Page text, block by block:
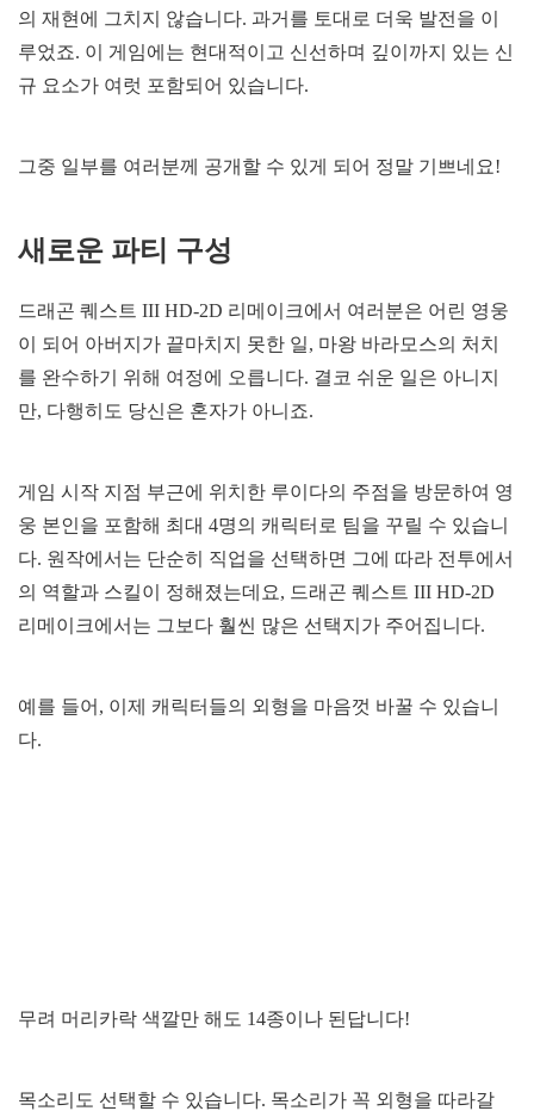
의 재현에 그치지 않습니다. 과거를 토대로 더욱 발전을 이
루었죠. 이 게임에는 현대적이고 신선하며 깊이까지 있는 신
규 요소가 여럿 포함되어 있습니다.
그중 일부를 여러분께 공개할 수 있게 되어 정말 기쁘네요!
새로운 파티 구성
드래곤 퀘스트 III HD-2D 리메이크에서 여러분은 어린 영웅
이 되어 아버지가 끝마치지 못한 일, 마왕 바라모스의 처치
를 완수하기 위해 여정에 오릅니다. 결코 쉬운 일은 아니지
만, 다행히도 당신은 혼자가 아니죠.
게임 시작 지점 부근에 위치한 루이다의 주점을 방문하여 영
웅 본인을 포함해 최대 4명의 캐릭터로 팀을 꾸릴 수 있습니
다. 원작에서는 단순히 직업을 선택하면 그에 따라 전투에서
의 역할과 스킬이 정해졌는데요, 드래곤 퀘스트 III HD-2D
리메이크에서는 그보다 훨씬 많은 선택지가 주어집니다.
예를 들어, 이제 캐릭터들의 외형을 마음껏 바꿀 수 있습니
다.
무려 머리카락 색깔만 해도 14종이나 된답니다!
목소리도 선택할 수 있습니다. 목소리가 꼭 외형을 따라갈